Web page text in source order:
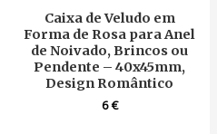
Caixa de Veludo em
Forma de Rosa para Anel
de Noivado, Brincos ou
Pendente – 40x45mm,
Design Romântico
6€